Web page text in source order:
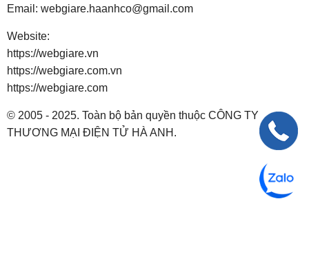
Email: webgiare.haanhco@gmail.com
Website:
https://webgiare.vn
https://webgiare.com.vn
https://webgiare.com
© 2005 - 2025. Toàn bộ bản quyền thuộc CÔNG TY
THƯƠNG MẠI ĐIỆN TỬ HÀ ANH.